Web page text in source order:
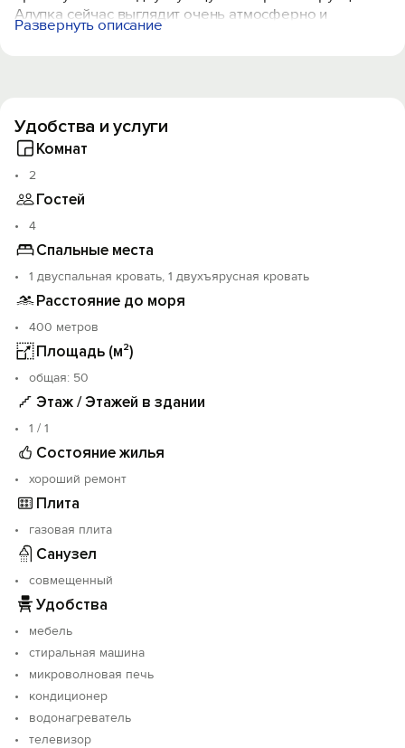
Алупка сейчас выглядит очень атмосферно и
ухоженно - приятно просто гулять, сидеть в кафе и
пешком,
- новые детские площадки,
При этом сам дом остаётся тихим и спокойным
пространством для отдыха.
Двухкомнатный апартамент с отдельным входом,
идеально подойдёт для пары или спокойного
семейного отдыха.
Важно: 4 взрослых не размещаем.
В апартаменте: двуспальная кровать, двухъярусная
детская кровать, кухня, санузел, всё необходимое
для комфортного проживания.
Развернуть описание
Удобства и услуги
Комнат
2
Гостей
4
Спальные места
1 двуспальная кровать, 1 двухъярусная кровать
Расстояние до моря
400 метров
Площадь (м²)
oбщая: 50
Этаж / Этажей в здании
1 / 1
Состояние жилья
хороший ремонт
Плита
газовая плита
Санузел
совмещенный
Удобства
мебель
стиральная машина
микроволновая печь
кондиционер
водонагреватель
телевизор